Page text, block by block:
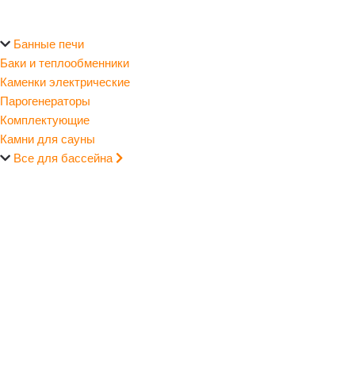
Банные печи
Баки и теплообменники
Каменки электрические
Парогенераторы
Комплектующие
Камни для сауны
Все для бассейна